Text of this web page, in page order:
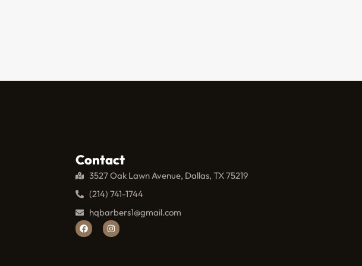
Contact
3527 Oak Lawn Avenue, Dallas, TX 75219
(214) 741-1744
hqbarbers1@gmail.com